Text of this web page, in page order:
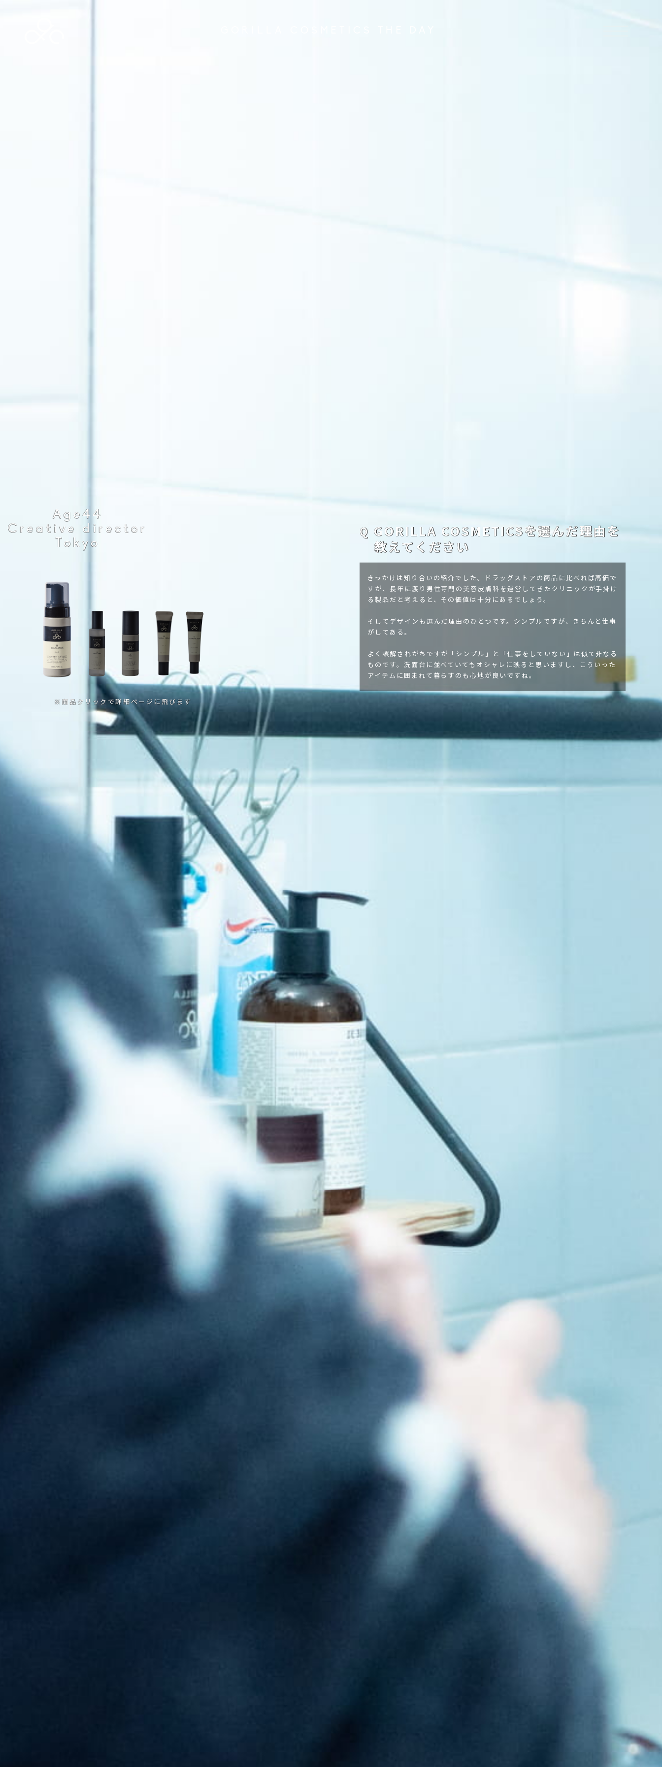
Age44
Creative director
Tokyo
Q GORILLA COSMETICSを選んだ理由を
教えてください
きっかけは知り合いの紹介でした。ドラッグストアの商品に比べれば高価で
すが、長年に渡り男性専門の美容皮膚科を運営してきたクリニックが手掛け
る製品だと考えると、その価値は十分にあるでしょう。
そしてデザインも選んだ理由のひとつです。シンプルですが、きちんと仕事
がしてある。
よく誤解されがちですが「シンプル」と「仕事をしていない」は似て非なる
ものです。洗面台に並べていてもオシャレに映ると思いますし、こういった
アイテムに囲まれて暮らすのも心地が良いですね。
※商品クリックで詳細ページに飛びます